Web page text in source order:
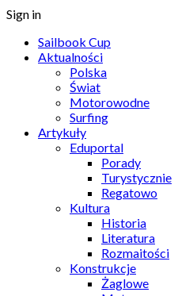
Sign in
Sailbook Cup
Aktualności
Polska
Świat
Motorowodne
Surfing
Artykuły
Eduportal
Porady
Turystycznie
Regatowo
Kultura
Historia
Literatura
Rozmaitości
Konstrukcje
Żaglowe